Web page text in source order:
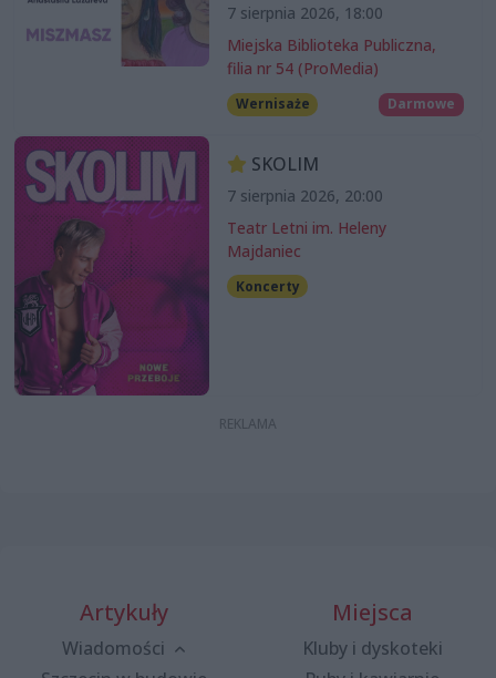
7 sierpnia 2026, 18:00
Miejska Biblioteka Publiczna,
filia nr 54 (ProMedia)
Wernisaże Darmowe
SKOLIM
7 sierpnia 2026, 20:00
Teatr Letni im. Heleny
Majdaniec
Koncerty
Artykuły
Wiadomości
Miejsca
Kluby i dyskoteki